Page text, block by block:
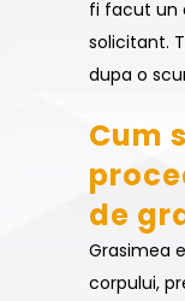
fi facut un
solicitant.
dupa o
Cum
de
Grasimea
corpului,